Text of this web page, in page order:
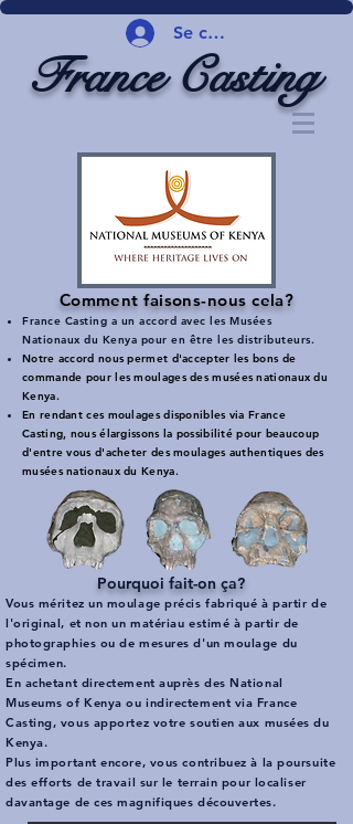
Se connecter
France Casting
Comment faisons-nous cela?
France Casting a un accord avec les Musées
Nationaux du Kenya pour en être les distributeurs.
Notre accord nous permet d'accepter les bons de
commande pour les moulages des musées nationaux du
Kenya.
En rendant ces moulages disponibles via France
Casting, nous élargissons la possibilité pour beaucoup
d'entre vous d'acheter des moulages authentiques des
musées nationaux du Kenya.
Pourquoi fait-on ça?
Vous méritez un moulage précis fabriqué à partir de
l'original, et non un matériau estimé à partir de
photographies ou de mesures d'un moulage du
spécimen.
En achetant directement auprès des National
Museums of Kenya ou indirectement via France
Casting, vous apportez votre soutien aux musées du
Kenya.
Plus important encore, vous contribuez à la poursuite
des efforts de travail sur le terrain pour localiser
davantage de ces magnifiques découvertes.